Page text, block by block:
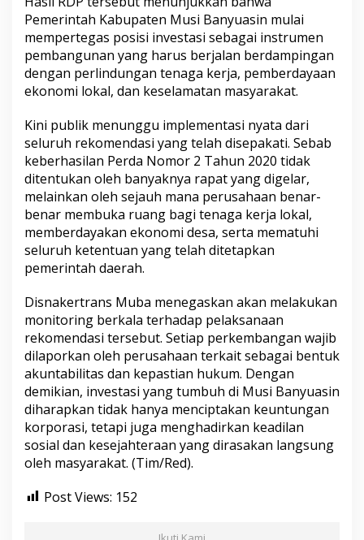
Pemerintah Kabupaten Musi Banyuasin mulai
mempertegas posisi investasi sebagai instrumen
pembangunan yang harus berjalan berdampingan
dengan perlindungan tenaga kerja, pemberdayaan
ekonomi lokal, dan keselamatan masyarakat.
Kini publik menunggu implementasi nyata dari
seluruh rekomendasi yang telah disepakati. Sebab
keberhasilan Perda Nomor 2 Tahun 2020 tidak
ditentukan oleh banyaknya rapat yang digelar,
melainkan oleh sejauh mana perusahaan benar-
benar membuka ruang bagi tenaga kerja lokal,
memberdayakan ekonomi desa, serta mematuhi
seluruh ketentuan yang telah ditetapkan
pemerintah daerah.
Disnakertrans Muba menegaskan akan melakukan
monitoring berkala terhadap pelaksanaan
rekomendasi tersebut. Setiap perkembangan wajib
dilaporkan oleh perusahaan terkait sebagai bentuk
akuntabilitas dan kepastian hukum. Dengan
demikian, investasi yang tumbuh di Musi Banyuasin
diharapkan tidak hanya menciptakan keuntungan
korporasi, tetapi juga menghadirkan keadilan
sosial dan kesejahteraan yang dirasakan langsung
oleh masyarakat. (Tim/Red).
Post Views: 152